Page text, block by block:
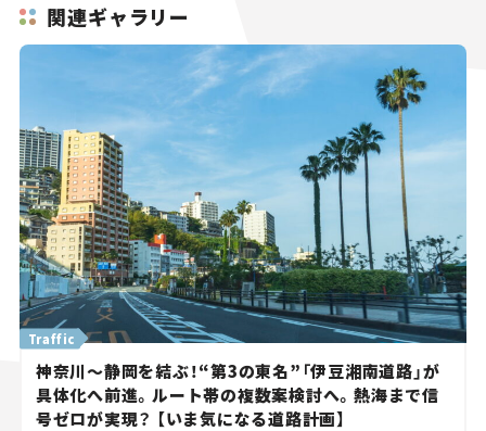
関連ギャラリー
Traffic
神奈川～静岡を結ぶ！“第3の東名”「伊豆湘南道路」が
具体化へ前進。ルート帯の複数案検討へ。熱海まで信
号ゼロが実現？ 【いま気になる道路計画】